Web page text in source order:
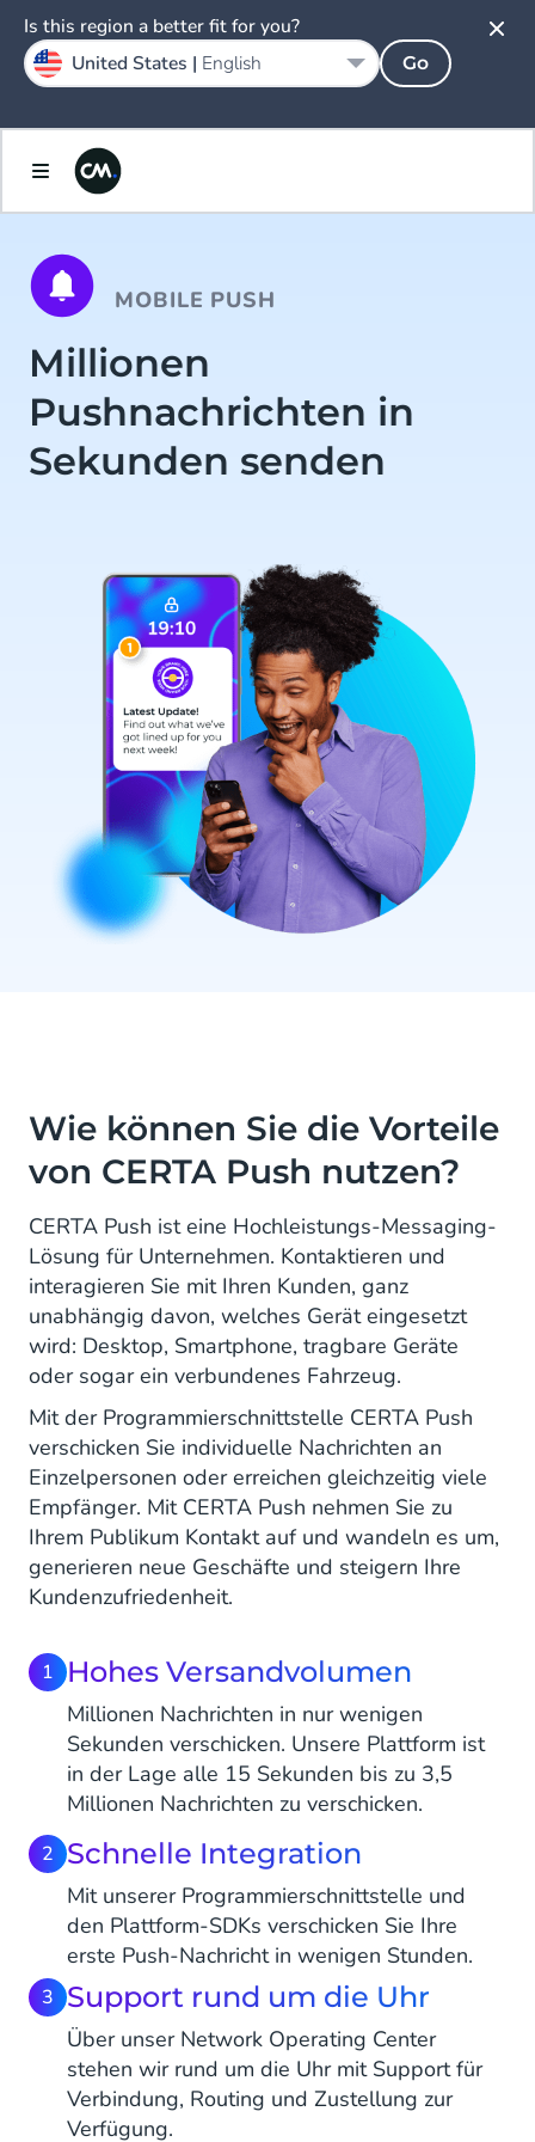
MOBILE PUSH
Millionen
Pushnachrichten in
Sekunden senden
Wie können Sie die Vorteile
von CERTA Push nutzen?
CERTA Push ist eine Hochleistungs-Messaging-
Lösung für Unternehmen. Kontaktieren und
interagieren Sie mit Ihren Kunden, ganz
unabhängig davon, welches Gerät eingesetzt
wird: Desktop, Smartphone, tragbare Geräte
oder sogar ein verbundenes Fahrzeug.
Mit der Programmierschnittstelle CERTA Push
verschicken Sie individuelle Nachrichten an
Einzelpersonen oder erreichen gleichzeitig viele
Empfänger. Mit CERTA Push nehmen Sie zu
Ihrem Publikum Kontakt auf und wandeln es um,
generieren neue Geschäfte und steigern Ihre
Kundenzufriedenheit.
1 Hohes Versandvolumen
Millionen Nachrichten in nur wenigen
Sekunden verschicken. Unsere Plattform ist
in der Lage alle 15 Sekunden bis zu 3,5
Millionen Nachrichten zu verschicken.
2 Schnelle Integration
Mit unserer Programmierschnittstelle und
den Plattform-SDKs verschicken Sie Ihre
erste Push-Nachricht in wenigen Stunden.
3 Support rund um die Uhr
Über unser Network Operating Center
stehen wir rund um die Uhr mit Support für
Verbindung, Routing und Zustellung zur
Verfügung.
Is this region a better fit for you?
United States | English Go